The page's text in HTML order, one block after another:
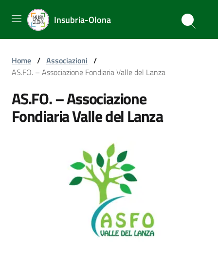
Insubria-Olona
Home / Associazioni /
AS.FO. – Associazione Fondiaria Valle del Lanza
AS.FO. – Associazione
Fondiaria Valle del Lanza